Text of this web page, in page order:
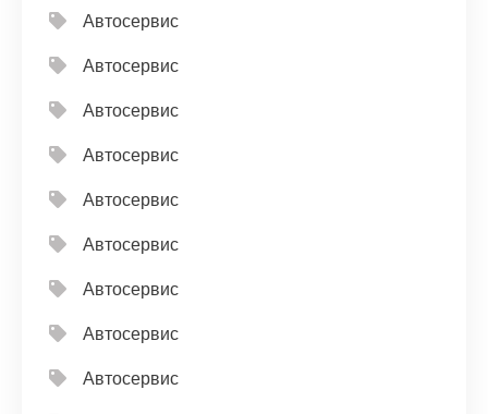
Автосервис
Автосервис
Автосервис
Автосервис
Автосервис
Автосервис
Автосервис
Автосервис
Автосервис